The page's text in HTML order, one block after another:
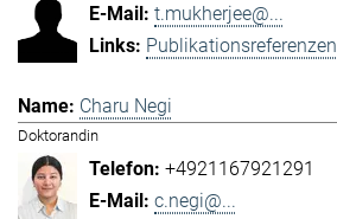
t.mukherjee@...
Publikationsreferenzen
Charu Negi
Doktorandin
+4921167921291
c.negi@...